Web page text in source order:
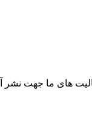
های ما جهت نشر